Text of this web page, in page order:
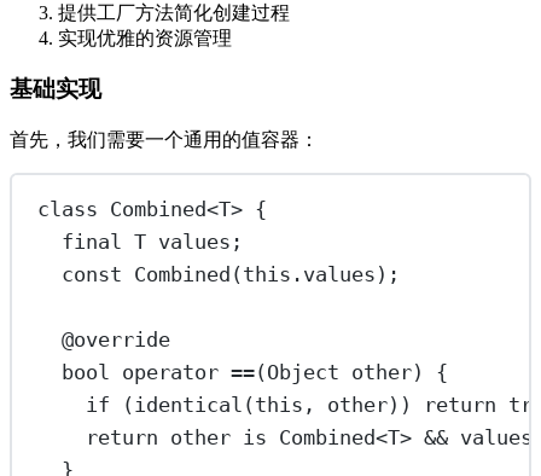
提供工厂方法简化创建过程
实现优雅的资源管理
基础实现
首先，我们需要一个通用的值容器：
class Combined<T> {
final T values;
const Combined (this .values);
@override
bool operator ==(Object other) {
if (identical (this , other)) return
return other is Combined<T> &&
}